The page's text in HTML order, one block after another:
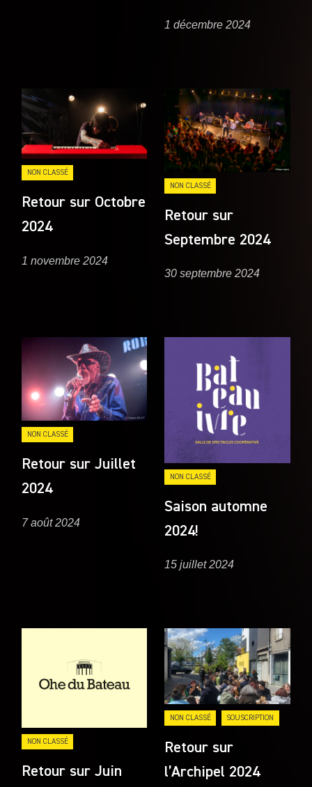
1 décembre 2024
NON CLASSÉ
Retour sur Octobre
2024
1 novembre 2024
NON CLASSÉ
Retour sur
Septembre 2024
30 septembre 2024
NON CLASSÉ
Retour sur Juillet
2024
7 août 2024
NON CLASSÉ
Saison automne
2024!
15 juillet 2024
NON CLASSÉ
Retour sur Juin
NON CLASSÉ SOUSCRIPTION
Retour sur
l’Archipel 2024